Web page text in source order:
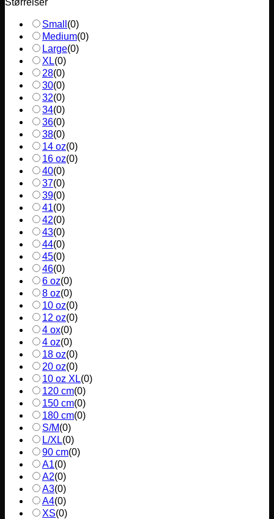
Small (0)
Medium(0)
Large(0)
XL(0)
28(0)
30(0)
32(0)
34(0)
36(0)
38(0)
14 oz(0)
16 oz(0)
40(0)
37(0)
39(0)
41(0)
42(0)
43(0)
44(0)
45(0)
46(0)
6 oz(0)
8 oz(0)
10 oz(0)
12 oz(0)
4 ox(0)
4 oz(0)
18 oz(0)
20 oz(0)
10 oz XL(0)
120 cm(0)
150 cm(0)
180 cm(0)
S/M(0)
L/XL(0)
90 cm(0)
A1(0)
A2(0)
A3(0)
A4(0)
XS(0)